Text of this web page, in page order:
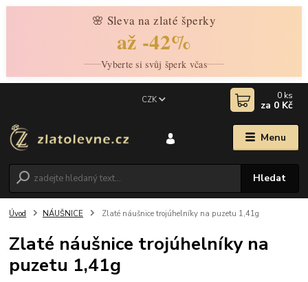
🌸 Sleva na zlaté šperky
až -42%
Vyberte si svůj šperk včas
Menu
CZK
Hledat
0 ks
za 0 Kč
Úvod NÁUŠNICE Zlaté náušnice trojúhelníky na puzetu 1,41g
Zlaté náušnice trojúhelníky na
puzetu 1,41g